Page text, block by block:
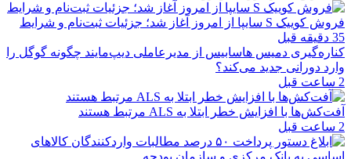
فروش کوییک S سایپا از امروز آغاز شد؛ جزئیات ثبت‌نام و شرایط
35 دقیقه قبل
کناره‌گیری دمیس هاسابیس از مدیرعاملی دیپ‌مایند چگونه گوگل را
وارد دورانی جدید می‌کند؟
2 ساعت قبل
آفت‌کش‌ها با افزایش خطر ابتلا به ALS مرتبط هستند
2 ساعت قبل